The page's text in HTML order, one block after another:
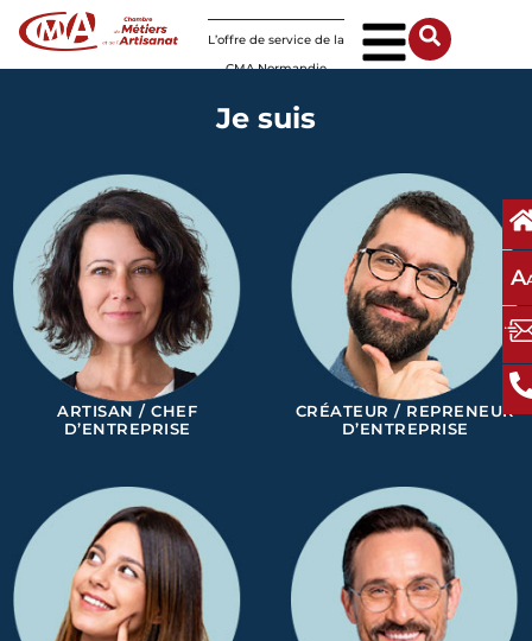
L’offre de service de la
CMA Normandie
A
Je suis
ARTISAN / CHEF
D’ENTREPRISE
CRÉATEUR / REPRENEUR
D’ENTREPRISE
Panneau de gestion des cookies